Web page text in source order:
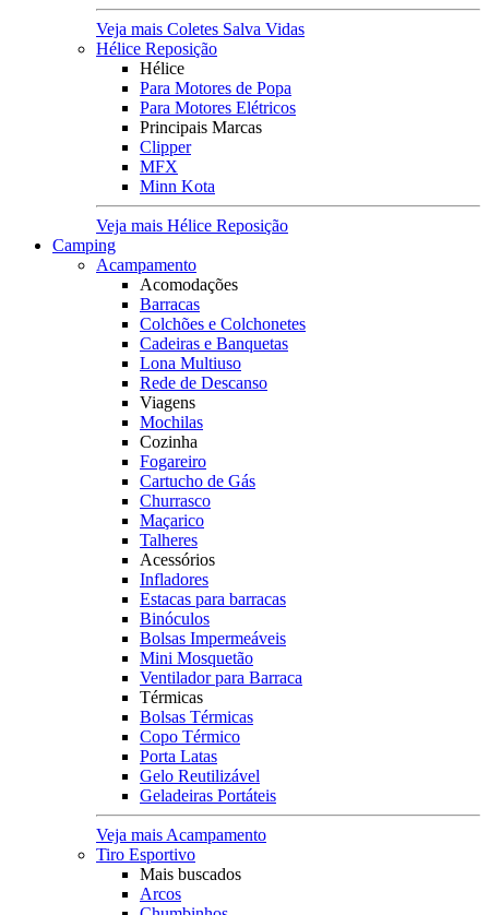
Veja mais Coletes Salva Vidas
Hélice Reposição
Hélice
Para Motores de Popa
Para Motores Elétricos
Principais Marcas
Clipper
MFX
Minn Kota
Veja mais Hélice Reposição
Camping
Acampamento
Acomodações
Barracas
Colchões e Colchonetes
Cadeiras e Banquetas
Lona Multiuso
Rede de Descanso
Viagens
Mochilas
Cozinha
Fogareiro
Cartucho de Gás
Churrasco
Maçarico
Talheres
Acessórios
Infladores
Estacas para barracas
Binóculos
Bolsas Impermeáveis
Mini Mosquetão
Ventilador para Barraca
Térmicas
Bolsas Térmicas
Copo Térmico
Porta Latas
Gelo Reutilizável
Geladeiras Portáteis
Veja mais Acampamento
Tiro Esportivo
Mais buscados
Arcos